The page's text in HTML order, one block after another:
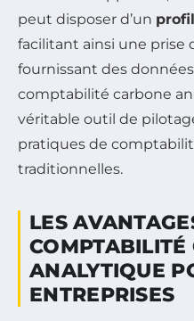
peut disposer d’un
facilitant ainsi une prise
fournissant des
comptabilité carbone
véritable outil de
pratiques de
traditionnelles.
LES
COMPTABILITÉ
ANALYTIQUE
ENTREPRISES